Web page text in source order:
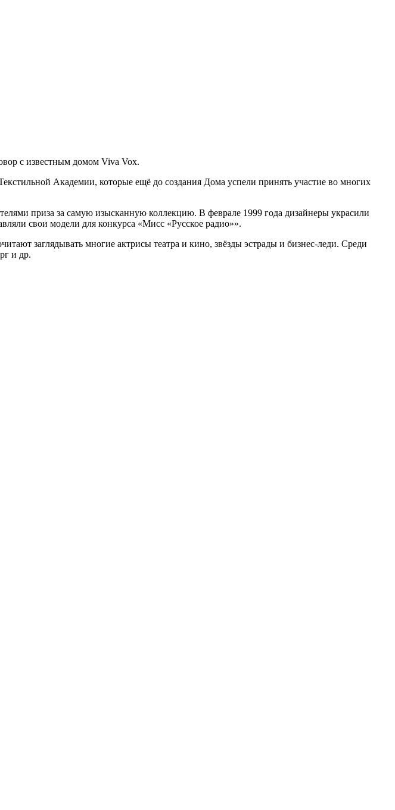
с известным домом Viva Vox.
Академии, которые ещё до создания Дома успели принять участие во многих
приза за самую изысканную коллекцию. В феврале 1999 года дизайнеры украсили
свои модели для конкурса «Мисс «Русское радио»».
заглядывать многие актрисы театра и кино, звёзды эстрады и бизнес-леди. Среди
и др.